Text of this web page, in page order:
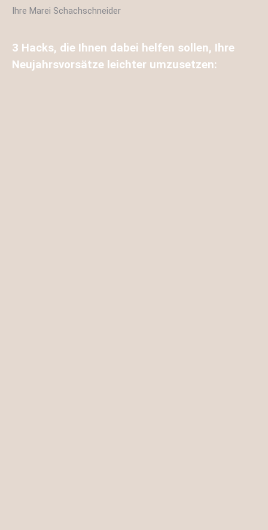
Ihre Marei Schachschneider
3 Hacks, die Ihnen dabei helfen sollen, Ihre
Neujahrsvorsätze leichter umzusetzen: